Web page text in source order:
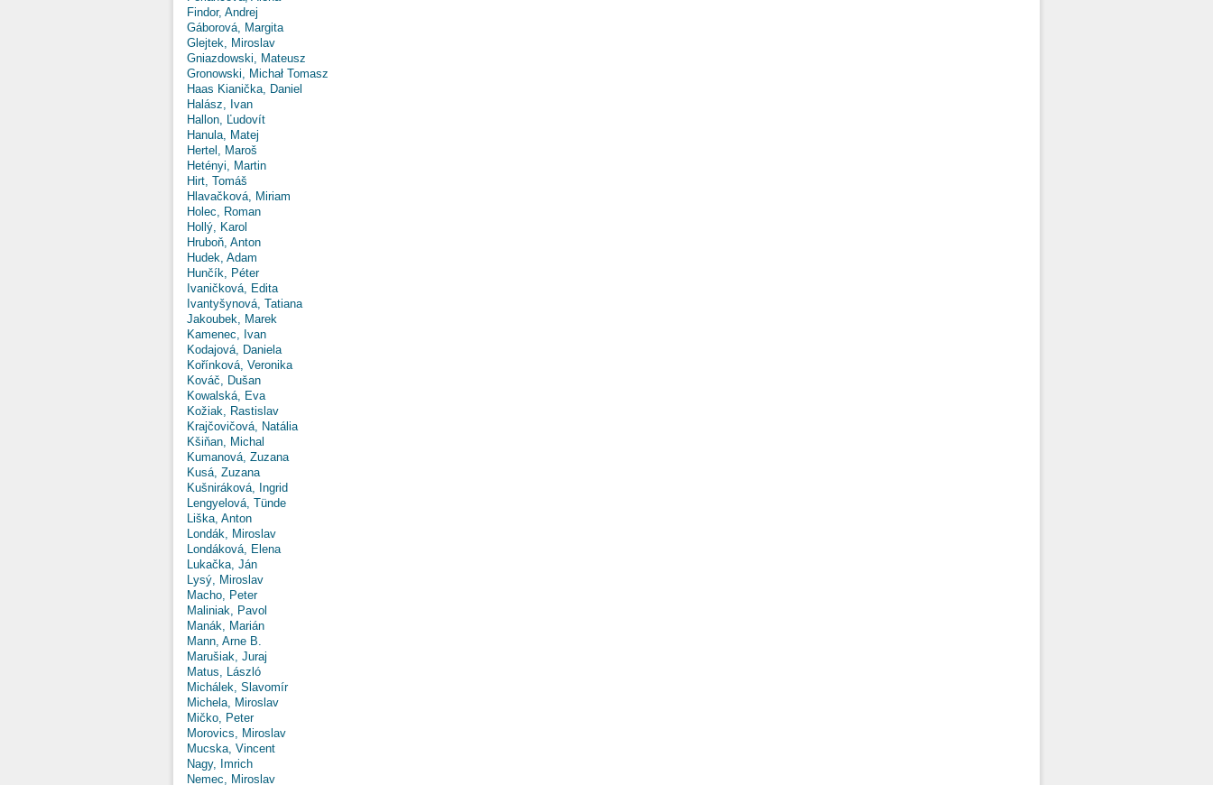
Findor, Andrej
Gáborová, Margita
Glejtek, Miroslav
Gniazdowski, Mateusz
Gronowski, Michał Tomasz
Haas Kianička, Daniel
Halász, Ivan
Hallon, Ľudovít
Hanula, Matej
Hertel, Maroš
Hetényi, Martin
Hirt, Tomáš
Hlavačková, Miriam
Holec, Roman
Hollý, Karol
Hruboň, Anton
Hudek, Adam
Hunčík, Péter
Ivaničková, Edita
Ivantyšynová, Tatiana
Jakoubek, Marek
Kamenec, Ivan
Kodajová, Daniela
Kořínková, Veronika
Kováč, Dušan
Kowalská, Eva
Kožiak, Rastislav
Krajčovičová, Natália
Kšiňan, Michal
Kumanová, Zuzana
Kusá, Zuzana
Kušniráková, Ingrid
Lengyelová, Tünde
Liška, Anton
Londák, Miroslav
Londáková, Elena
Lukačka, Ján
Lysý, Miroslav
Macho, Peter
Maliniak, Pavol
Manák, Marián
Mann, Arne B.
Marušiak, Juraj
Matus, László
Michálek, Slavomír
Michela, Miroslav
Mičko, Peter
Morovics, Miroslav
Mucska, Vincent
Nagy, Imrich
Nemec, Miroslav